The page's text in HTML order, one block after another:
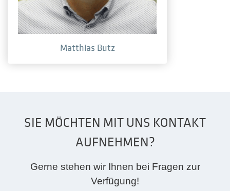
Matthias Butz
SIE MÖCHTEN MIT UNS KONTAKT
AUFNEHMEN?
Gerne stehen wir Ihnen bei Fragen zur
Verfügung!